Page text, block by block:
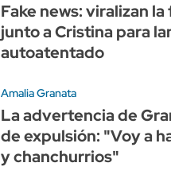
Fake news: viralizan
junto a Cristina para
autoatentado
Amalia Granata
La advertencia de
de expulsión: "Voy a
y chanchurrios"